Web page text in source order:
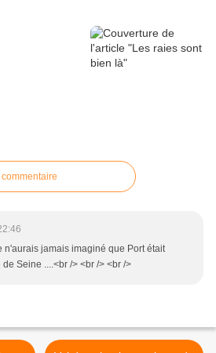
n'aurais jamais imaginé que Port était
Seine ....<br /> <br /> <br />